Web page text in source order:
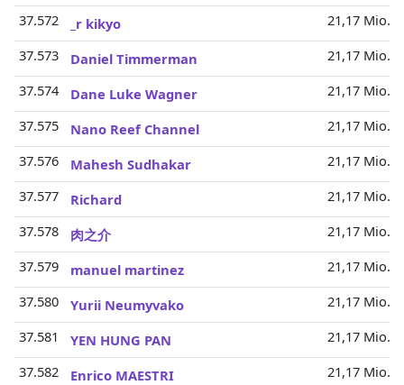
37.572
_r kikyo
21,17 Mio.
37.573
Daniel Timmerman
21,17 Mio.
37.574
Dane Luke Wagner
21,17 Mio.
37.575
Nano Reef Channel
21,17 Mio.
37.576
Mahesh Sudhakar
21,17 Mio.
37.577
Richard
21,17 Mio.
37.578
肉之介
21,17 Mio.
37.579
manuel martinez
21,17 Mio.
37.580
Yurii Neumyvako
21,17 Mio.
37.581
YEN HUNG PAN
21,17 Mio.
37.582
Enrico MAESTRI
21,17 Mio.